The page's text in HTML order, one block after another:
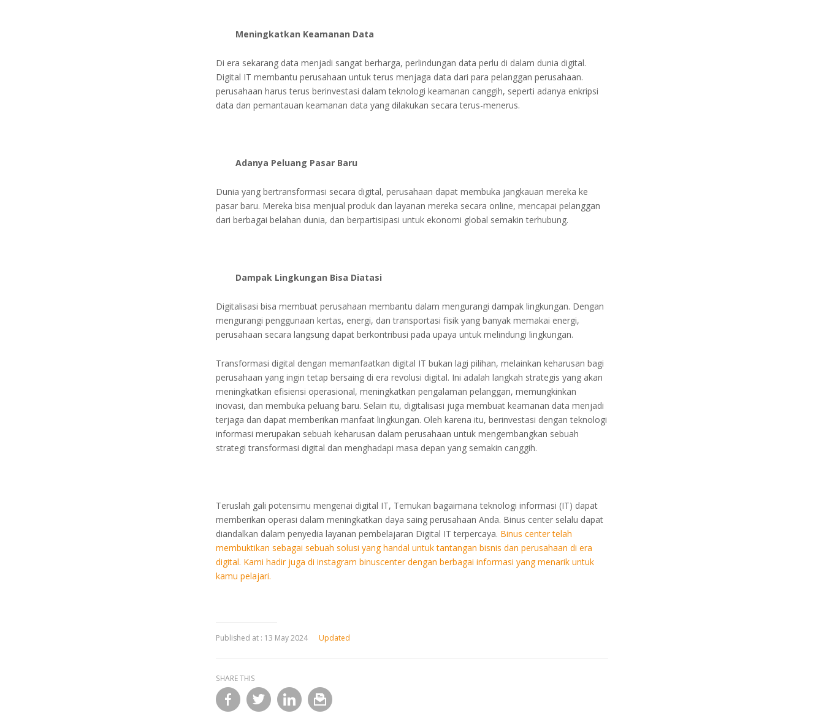
Meningkatkan Keamanan Data
Di era sekarang data menjadi sangat berharga, perlindungan data perlu di dalam dunia digital.
Digital IT membantu perusahaan untuk terus menjaga data dari para pelanggan perusahaan.
perusahaan harus terus berinvestasi dalam teknologi keamanan canggih, seperti adanya enkripsi
data dan pemantauan keamanan data yang dilakukan secara terus-menerus.
Adanya Peluang Pasar Baru
Dunia yang bertransformasi secara digital, perusahaan dapat membuka jangkauan mereka ke
pasar baru. Mereka bisa menjual produk dan layanan mereka secara online, mencapai pelanggan
dari berbagai belahan dunia, dan berpartisipasi untuk ekonomi global semakin terhubung.
Dampak Lingkungan Bisa Diatasi
Digitalisasi bisa membuat perusahaan membantu dalam mengurangi dampak lingkungan. Dengan
mengurangi penggunaan kertas, energi, dan transportasi fisik yang banyak memakai energi,
perusahaan secara langsung dapat berkontribusi pada upaya untuk melindungi lingkungan.
Transformasi digital dengan memanfaatkan digital IT bukan lagi pilihan, melainkan keharusan bagi
perusahaan yang ingin tetap bersaing di era revolusi digital. Ini adalah langkah strategis yang akan
meningkatkan efisiensi operasional, meningkatkan pengalaman pelanggan, memungkinkan
inovasi, dan membuka peluang baru. Selain itu, digitalisasi juga membuat keamanan data menjadi
terjaga dan dapat memberikan manfaat lingkungan. Oleh karena itu, berinvestasi dengan teknologi
informasi merupakan sebuah keharusan dalam perusahaan untuk mengembangkan sebuah
strategi transformasi digital dan menghadapi masa depan yang semakin canggih.
Teruslah gali potensimu mengenai digital IT, Temukan bagaimana teknologi informasi (IT) dapat
memberikan operasi dalam meningkatkan daya saing perusahaan Anda. Binus center selalu dapat
diandalkan dalam penyedia layanan pembelajaran Digital IT terpercaya. Binus center telah
membuktikan sebagai sebuah solusi yang handal untuk tantangan bisnis dan perusahaan di era
digital. Kami hadir juga di instagram binuscenter dengan berbagai informasi yang menarik untuk
kamu pelajari.
Published at : 13 May 2024 Updated
SHARE THIS